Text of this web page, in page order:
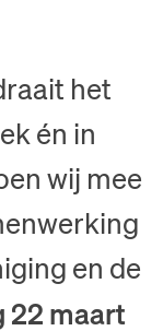
het
én in
wij mee
en de
22 maart